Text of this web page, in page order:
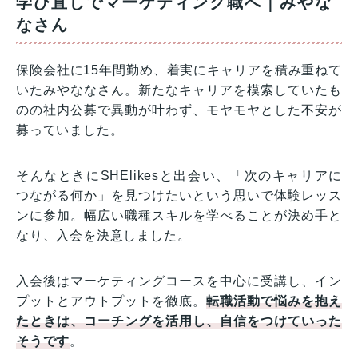
なさん
保険会社に15年間勤め、着実にキャリアを積み重ねて
いたみやななさん。新たなキャリアを模索していたも
のの社内公募で異動が叶わず、モヤモヤとした不安が
募っていました。
そんなときにSHElikesと出会い、「次のキャリアに
つながる何か」を見つけたいという思いで体験レッス
ンに参加。幅広い職種スキルを学べることが決め手と
なり、入会を決意しました。
入会後はマーケティングコースを中心に受講し、イン
プットとアウトプットを徹底。転職活動で悩みを抱え
たときは、コーチングを活用し、自信をつけていった
そうです。